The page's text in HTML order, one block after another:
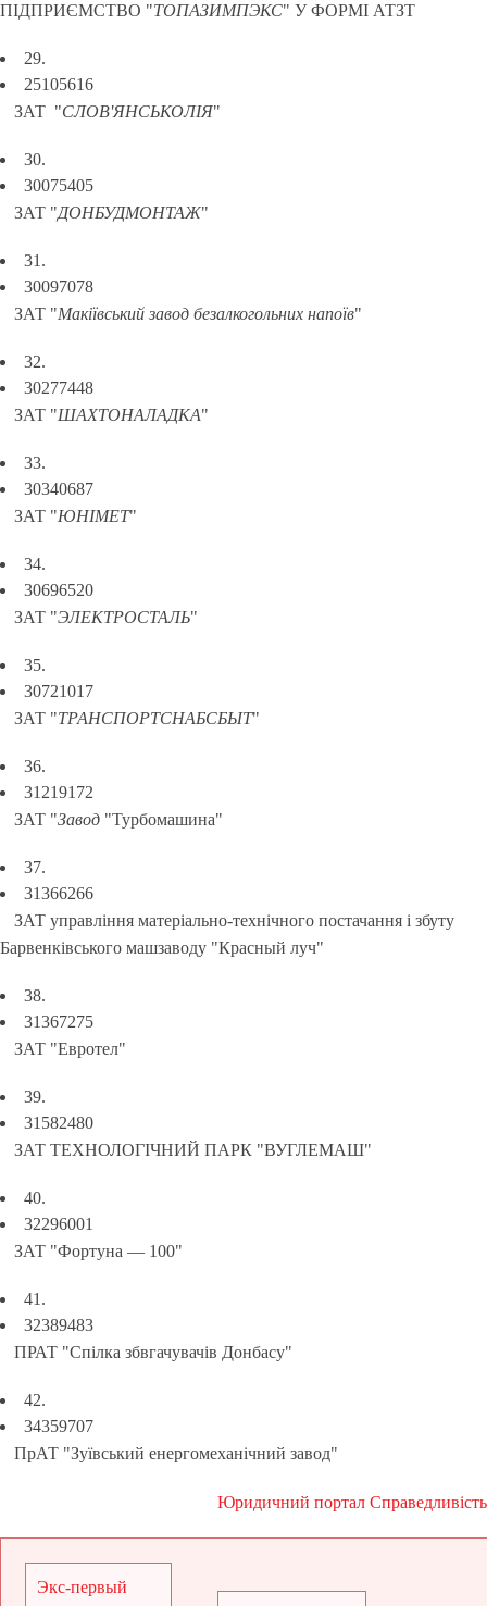
ПІДПРИЄМСТВО "ТОПАЗИМПЭКС" У ФОРМІ АТЗТ
29.
25105616
ЗАТ "СЛОВ'ЯНСЬКОЛІЯ"
30.
30075405
ЗАТ "ДОНБУДМОНТАЖ"
31.
30097078
ЗАТ "Макіївський завод безалкогольних напоїв"
32.
30277448
ЗАТ "ШАХТОНАЛАДКА"
33.
30340687
ЗАТ "ЮНІМЕТ"
34.
30696520
ЗАТ "ЭЛЕКТРОСТАЛЬ"
35.
30721017
ЗАТ "ТРАНСПОРТСНАБСБЫТ"
36.
31219172
ЗАТ "Завод "Турбомашина"
37.
31366266
ЗАТ управління матеріально-технічного постачання і збуту
Барвенківського машзаводу "Красный луч"
38.
31367275
ЗАТ "Евротел"
39.
31582480
ЗАТ ТЕХНОЛОГІЧНИЙ ПАРК "ВУГЛЕМАШ"
40.
32296001
ЗАТ "Фортуна — 100"
41.
32389483
ПРАТ "Спілка збвгачувачів Донбасу"
42.
34359707
ПрАТ "Зуївський енергомеханічний завод"
Юридичний портал Справедливість
Экс-первый